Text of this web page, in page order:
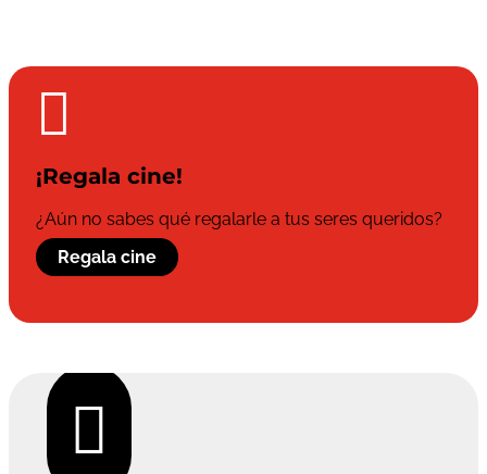

¡Regala cine!
¿Aún no sabes qué regalarle a tus seres queridos?
Regala cine
